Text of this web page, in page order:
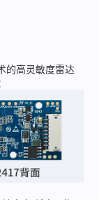
的高灵敏度雷达